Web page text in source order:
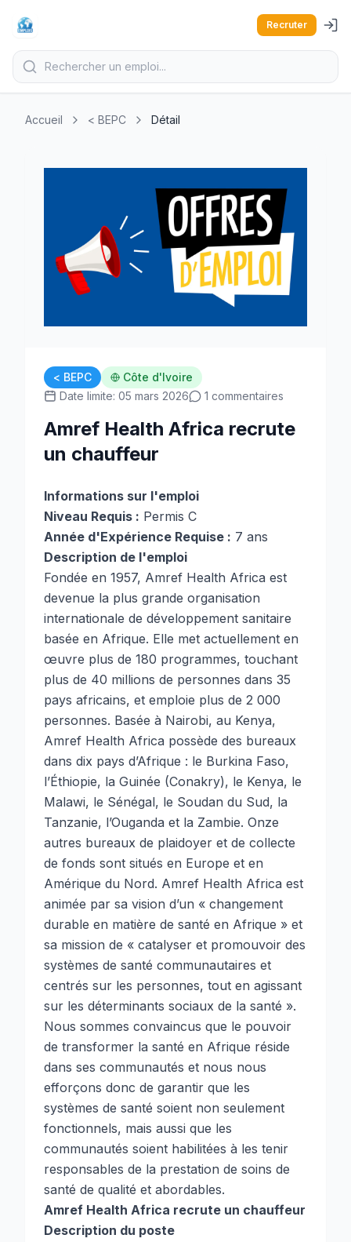
Recruter
Accueil < BEPC Détail
< BEPC
Côte d'Ivoire
Date limite: 05 mars 2026
1 commentaires
Amref Health Africa recrute
un chauffeur
Informations sur l'emploi
Niveau Requis : Permis C
Année d'Expérience Requise : 7 ans
Description de l'emploi
Fondée en 1957, Amref Health Africa est
devenue la plus grande organisation
internationale de développement sanitaire
basée en Afrique. Elle met actuellement en
œuvre plus de 180 programmes, touchant
plus de 40 millions de personnes dans 35
pays africains, et emploie plus de 2 000
personnes. Basée à Nairobi, au Kenya,
Amref Health Africa possède des bureaux
dans dix pays d’Afrique : le Burkina Faso,
l’Éthiopie, la Guinée (Conakry), le Kenya, le
Malawi, le Sénégal, le Soudan du Sud, la
Tanzanie, l’Ouganda et la Zambie. Onze
autres bureaux de plaidoyer et de collecte
de fonds sont situés en Europe et en
Amérique du Nord. Amref Health Africa est
animée par sa vision d’un « changement
durable en matière de santé en Afrique » et
sa mission de « catalyser et promouvoir des
systèmes de santé communautaires et
centrés sur les personnes, tout en agissant
sur les déterminants sociaux de la santé ».
Nous sommes convaincus que le pouvoir
de transformer la santé en Afrique réside
dans ses communautés et nous nous
efforçons donc de garantir que les
systèmes de santé soient non seulement
fonctionnels, mais aussi que les
communautés soient habilitées à les tenir
responsables de la prestation de soins de
santé de qualité et abordables.
Amref Health Africa recrute un chauffeur
Description du poste